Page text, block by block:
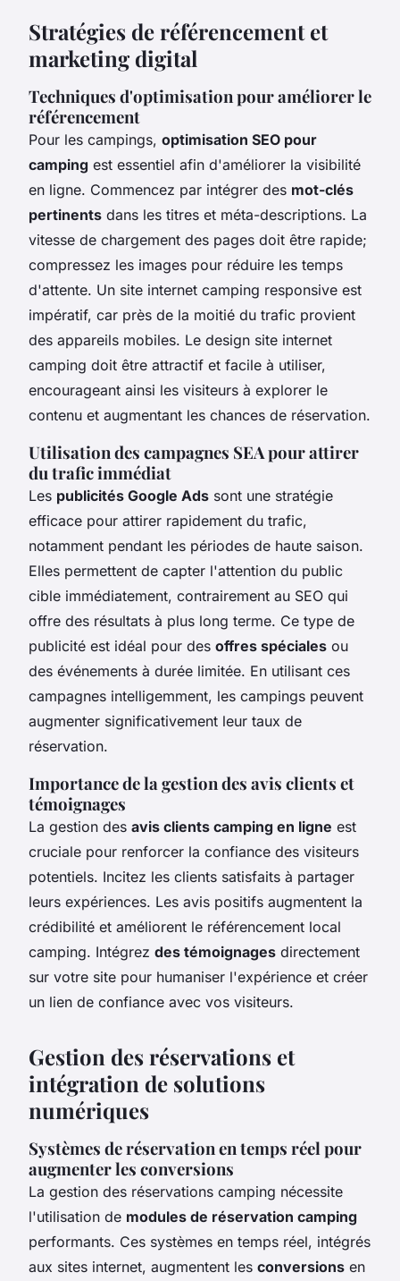
Stratégies de référencement et
marketing digital
Techniques d'optimisation pour améliorer le
référencement
Pour les campings, optimisation SEO pour
camping est essentiel afin d'améliorer la visibilité
en ligne. Commencez par intégrer des mot-clés
pertinents dans les titres et méta-descriptions. La
vitesse de chargement des pages doit être rapide;
compressez les images pour réduire les temps
d'attente. Un site internet camping responsive est
impératif, car près de la moitié du trafic provient
des appareils mobiles. Le design site internet
camping doit être attractif et facile à utiliser,
encourageant ainsi les visiteurs à explorer le
contenu et augmentant les chances de réservation.
Utilisation des campagnes SEA pour attirer
du trafic immédiat
Les publicités Google Ads sont une stratégie
efficace pour attirer rapidement du trafic,
notamment pendant les périodes de haute saison.
Elles permettent de capter l'attention du public
cible immédiatement, contrairement au SEO qui
offre des résultats à plus long terme. Ce type de
publicité est idéal pour des offres spéciales ou
des événements à durée limitée. En utilisant ces
campagnes intelligemment, les campings peuvent
augmenter significativement leur taux de
réservation.
Importance de la gestion des avis clients et
témoignages
La gestion des avis clients camping en ligne est
cruciale pour renforcer la confiance des visiteurs
potentiels. Incitez les clients satisfaits à partager
leurs expériences. Les avis positifs augmentent la
crédibilité et améliorent le référencement local
camping. Intégrez des témoignages directement
sur votre site pour humaniser l'expérience et créer
un lien de confiance avec vos visiteurs.
Gestion des réservations et
intégration de solutions
numériques
Systèmes de réservation en temps réel pour
augmenter les conversions
La gestion des réservations camping nécessite
l'utilisation de modules de réservation camping
performants. Ces systèmes en temps réel, intégrés
aux sites internet, augmentent les conversions en